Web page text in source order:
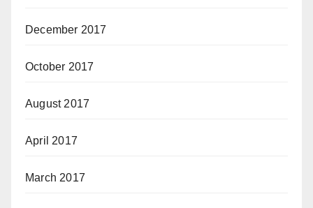
December 2017
October 2017
August 2017
April 2017
March 2017